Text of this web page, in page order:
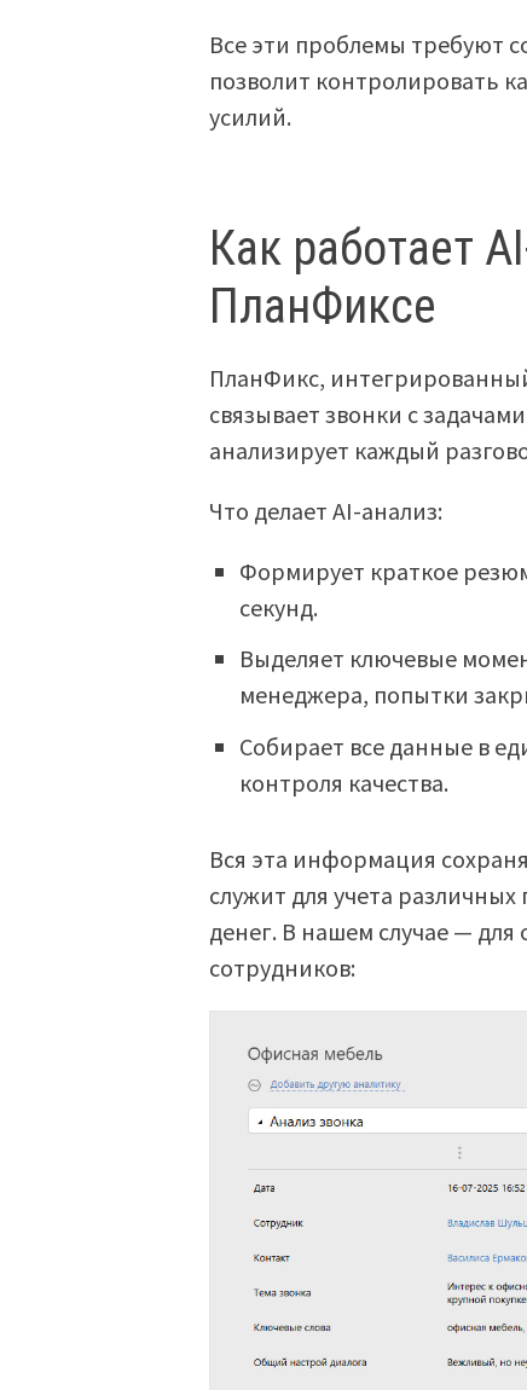
Все эти проблемы требуют
позволит контролировать
усилий.
Как работает
ПланФиксе
ПланФикс,
связывает звонки с
анализирует каждый
Что делает AI-анализ:
Формирует краткое
секунд.
Выделяет ключевые
менеджера, попытки
Собирает все данные в
контроля качества.
Вся эта информация
служит для учета
денег. В нашем случае — для
сотрудников: